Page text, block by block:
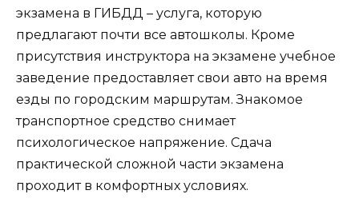
экзамена в ГИБДД – услуга, которую
предлагают почти все автошколы. Кроме
присутствия инструктора на экзамене учебное
заведение предоставляет свои авто на время
езды по городским маршрутам. Знакомое
транспортное средство снимает
психологическое напряжение. Сдача
практической сложной части экзамена
проходит в комфортных условиях.